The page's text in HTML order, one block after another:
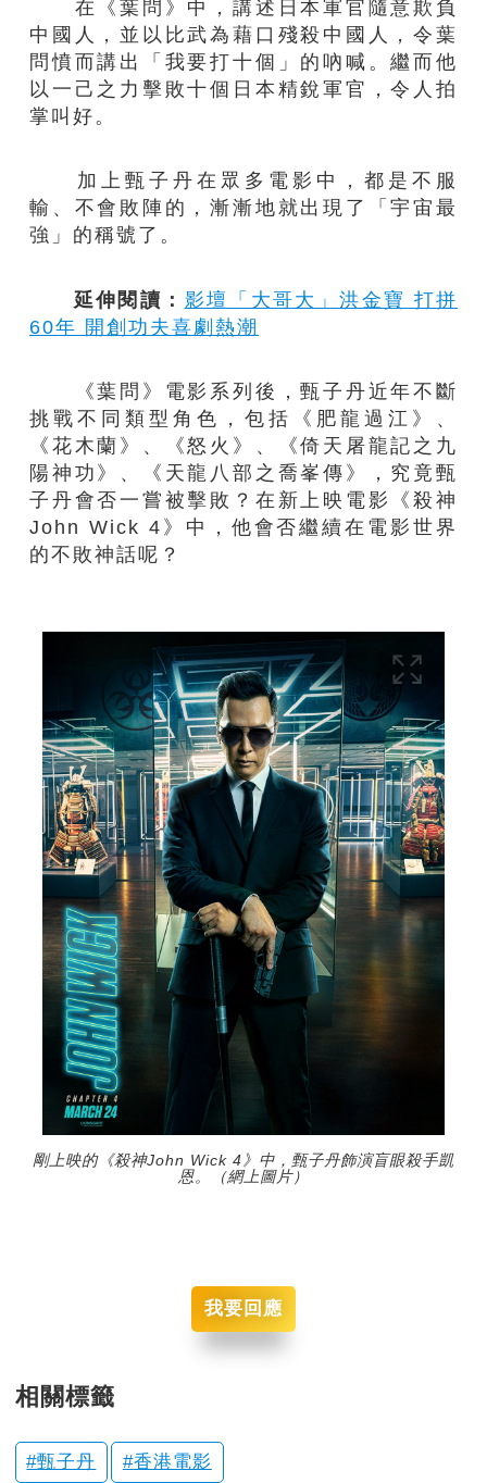
在《葉問》中，講述日本軍官隨意欺負
中國人，並以比武為藉口殘殺中國人，令葉
問憤而講出「我要打十個」的吶喊。繼而他
以一己之力擊敗十個日本精銳軍官，令人拍
掌叫好。
加上甄子丹在眾多電影中，都是不服
輸、不會敗陣的，漸漸地就出現了「宇宙最
強」的稱號了。
延伸閱讀： 影壇「大哥大」洪金寶 打拼
60年 開創功夫喜劇熱潮
《葉問》電影系列後，甄子丹近年不斷
挑戰不同類型角色，包括《肥龍過江》、
《花木蘭》、《怒火》、《倚天屠龍記之九
陽神功》、《天龍八部之喬峯傳》，究竟甄
子丹會否一嘗被擊敗？在新上映電影《殺神
John Wick 4》中，他會否繼續在電影世界
的不敗神話呢？
剛上映的《殺神John Wick 4》中，甄子丹飾演盲眼殺手凱
恩。（網上圖片）
我要回應
相關標籤
甄子丹 香港電影